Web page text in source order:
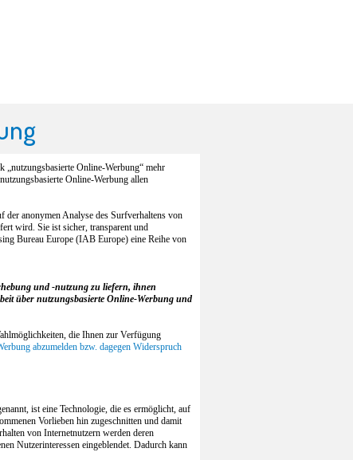
„nutzungsbasierte Online-Werbung“ mehr
Online-Werbung allen
der anonymen Analyse des Surfverhaltens von
wird. Sie ist sicher, transparent und
Bureau Europe (IAB Europe) eine Reihe von
und -nutzung zu liefern, ihnen
über nutzungsbasierte Online-Werbung und
die Ihnen zur Verfügung
abzumelden bzw. dagegen Widerspruch
ist eine Technologie, die es ermöglicht, auf
Vorlieben hin zugeschnitten und damit
von Internetnutzern werden deren
Nutzerinteressen eingeblendet. Dadurch kann